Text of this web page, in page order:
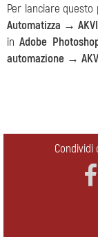
Per lanciare questo
Automatizza →
inAdobe
automazione →